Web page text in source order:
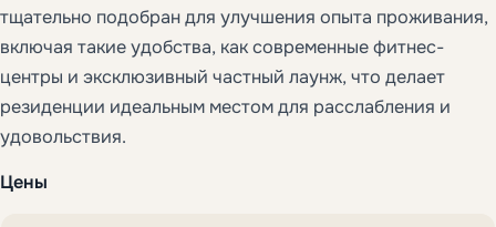
тщательно подобран для улучшения опыта проживания,
включая такие удобства, как современные фитнес-
центры и эксклюзивный частный лаунж, что делает
резиденции идеальным местом для расслабления и
удовольствия.
Цены